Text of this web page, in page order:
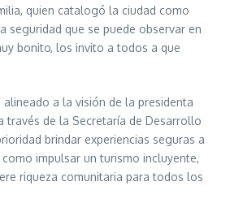
quien catalogó la ciudad como
seguridad que se puede observar en
bonito, los invito a todos a que
a la visión de la presidenta
través de la Secretaría de Desarrollo
brindar experiencias seguras a
impulsar un turismo incluyente,
riqueza comunitaria para todos los